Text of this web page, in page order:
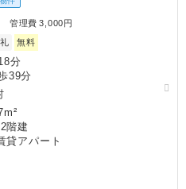
管理費 3,000円
礼 無料
分
39分
階建
貸アパート